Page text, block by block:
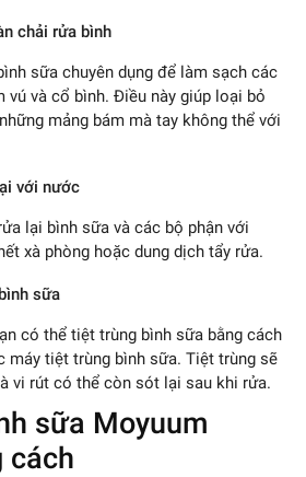
chải rửa bình
sữa chuyên dụng để làm sạch các
vú và cổ bình. Điều này giúp loại bỏ
mảng bám mà tay không thể với
với nước
lại bình sữa và các bộ phận với
xà phòng hoặc dung dịch tẩy rửa.
sữa
có thể tiệt trùng bình sữa bằng cách
máy tiệt trùng bình sữa. Tiệt trùng sẽ
vi rút có thể còn sót lại sau khi rửa.
sữa Moyuum
cách